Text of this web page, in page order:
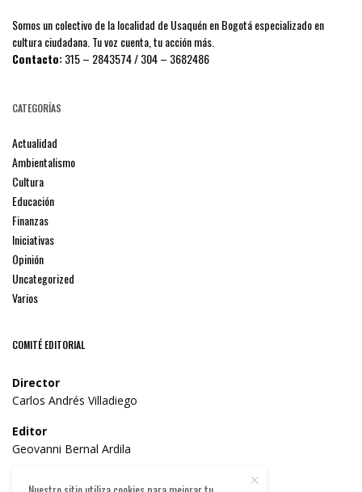
Somos un colectivo de la localidad de Usaquén en Bogotá especializado en
cultura ciudadana. Tu voz cuenta, tu acción más.
Contacto:315 – 2843574 / 304 – 3682486
CATEGORÍAS
Actualidad
Ambientalismo
Cultura
Educación
Finanzas
Iniciativas
Opinión
Uncategorized
Varios
COMITÉ EDITORIAL
Director
Carlos Andrés Villadiego
Editor
Geovanni Bernal Ardila